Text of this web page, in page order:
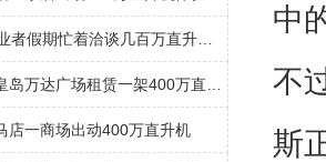
店一商场出动400万直升机
中
不
斯